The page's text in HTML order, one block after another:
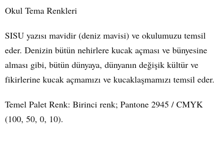
Okul Tema Renkleri
SISU yazısı mavidir (deniz mavisi) ve okulumuzu temsil
eder. Denizin bütün nehirlere kucak açması ve bünyesine
alması gibi, bütün dünyaya, dünyanın değişik kültür ve
fikirlerine kucak açmamızı ve kucaklaşmamızı temsil eder.
Temel Palet Renk: Birinci renk; Pantone 2945 / CMYK
(100, 50, 0, 10).